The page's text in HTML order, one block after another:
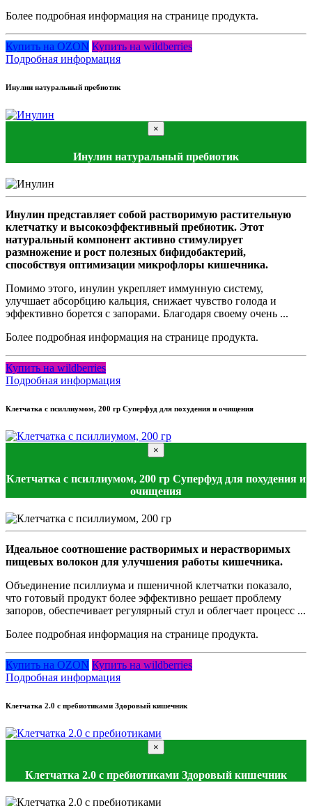
Более подробная информация на странице продукта.
Купить на OZON Купить на wildberries
Подробная информация
Инулин натуральный пребиотик
×
Инулин натуральный пребиотик
Инулин представляет собой растворимую растительную
клетчатку и высокоэффективный пребиотик. Этот
натуральный компонент активно стимулирует
размножение и рост полезных бифидобактерий,
способствуя оптимизации микрофлоры кишечника.
Помимо этого, инулин укрепляет иммунную систему,
улучшает абсорбцию кальция, снижает чувство голода и
эффективно борется с запорами. Благодаря своему очень ...
Более подробная информация на странице продукта.
Купить на wildberries
Подробная информация
Клетчатка с псиллиумом, 200 гр Суперфуд для похудения и очищения
×
Клетчатка с псиллиумом, 200 гр Суперфуд для похудения и
очищения
Идеальное соотношение растворимых и нерастворимых
пищевых волокон для улучшения работы кишечника.
Объединение псиллиума и пшеничной клетчатки показало,
что готовый продукт более эффективно решает проблему
запоров, обеспечивает регулярный стул и облегчает процесс ...
Более подробная информация на странице продукта.
Купить на OZON Купить на wildberries
Подробная информация
Клетчатка 2.0 с пребиотиками Здоровый кишечник
×
Клетчатка 2.0 с пребиотиками Здоровый кишечник